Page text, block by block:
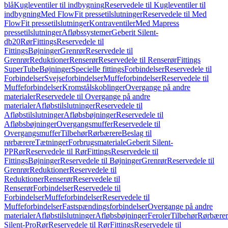
blåKugleventiler til indbygningReservedele til Kugleventiler til
indbygningMed FlowFit pressetilslutningerReservedele til Med
FlowFit pressetilslutningerKontraventilerMed Mapress
pressetilslutningerAfløbssystemerGeberit Silent-
db20RørFittingsReservedele til
FittingsBøjningerGrenrørReservedele til
GrenrørReduktionerRenserørReservedele til RenserørFittings
SuperTubeBøjningerSpecielle fittingsForbindelserReservedele til
ForbindelserSvejseforbindelserMuffeforbindelserReservedele til
MuffeforbindelserKromstålskoblingerOvergange på andre
materialerReservedele til Overgange på andre
materialerAfløbstilslutningerReservedele til
AfløbstilslutningerAfløbsbøjningerReservedele til
AfløbsbøjningerOvergangsmufferReservedele til
OvergangsmufferTilbehørRørbærereBeslag til
rørbærereTætningerForbrugsmaterialeGeberit Silent-
PPRørReservedele til RørFittingsReservedele til
FittingsBøjningerReservedele til BøjningerGrenrørReservedele til
GrenrørReduktionerReservedele til
ReduktionerRenserørReservedele til
RenserørForbindelserReservedele til
ForbindelserMuffeforbindelserReservedele til
MuffeforbindelserFastspændingsforbindelserOvergange på andre
materialerAfløbstilslutningerAfløbsbøjningerFerolerTilbehør
Silent-ProRørReservedele til RørFittingsReservedele til